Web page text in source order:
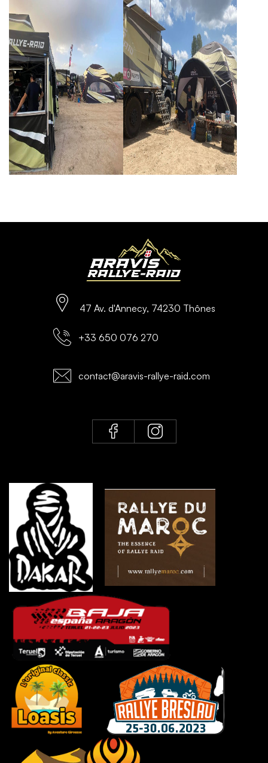
47 Av. d'Annecy, 74230 Thônes
+33 650 076 270
contact@aravis-rallye-raid.com